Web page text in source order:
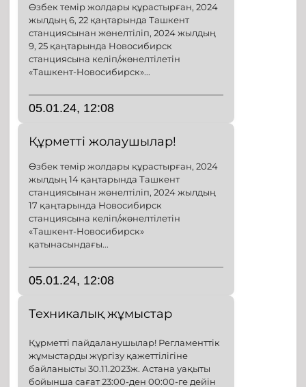
Өзбек темір жолдары құрастырған, 2024
жылдың 6, 22 қаңтарында Ташкент
станциясынан жөнелтіліп, 2024 жылдың
9, 25 қаңтарында Новосибирск
станциясына келіп/жөнелтілетін
«Ташкент-Новосибирск»...
05.01.24, 12:08
Құрметті жолаушылар!
Өзбек темір жолдары құрастырған, 2024
жылдың 14 қаңтарында Ташкент
станциясынан жөнелтіліп, 2024 жылдың
17 қаңтарында Новосибирск
станциясына келіп/жөнелтілетін
«Ташкент-Новосибирск»
қатынасындағы...
05.01.24, 12:08
Техникалық жұмыстар
Құрметті пайдаланушылар! Регламенттік
жұмыстарды жүргізу қажеттілігіне
байланысты 30.11.2023ж. Астана уақыты
бойынша сағат 23:00-ден 00:00-ге дейін